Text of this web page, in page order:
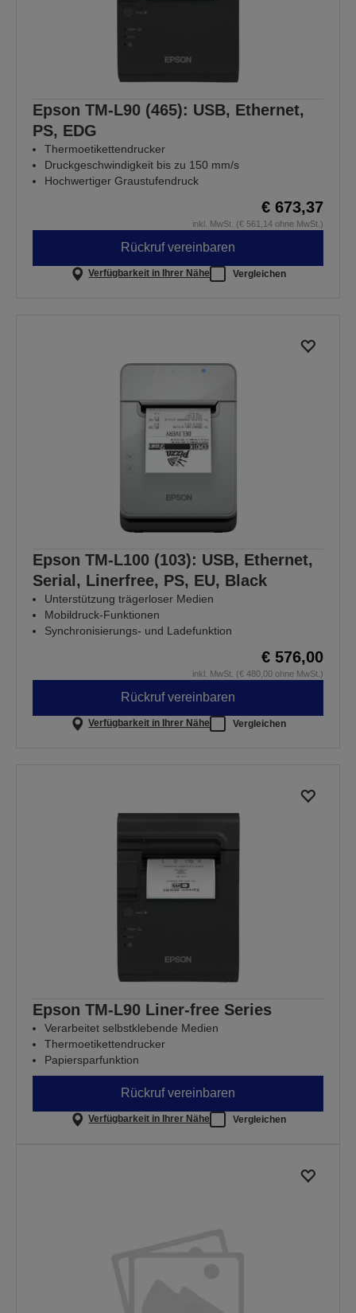
Epson TM-L90 (465): USB, Ethernet,
PS, EDG
Thermoetikettendrucker
Druckgeschwindigkeit bis zu 150 mm/s
Hochwertiger Graustufendruck
€ 673,37
inkl. MwSt. (€ 561,14 ohne MwSt.)
Rückruf vereinbaren
Verfügbarkeit in Ihrer Nähe Vergleichen
Epson TM-L100 (103): USB, Ethernet,
Serial, Linerfree, PS, EU, Black
Unterstützung trägerloser Medien
Mobildruck-Funktionen
Synchronisierungs- und Ladefunktion
€ 576,00
inkl. MwSt. (€ 480,00 ohne MwSt.)
Rückruf vereinbaren
Verfügbarkeit in Ihrer Nähe Vergleichen
Epson TM-L90 Liner-free Series
Verarbeitet selbstklebende Medien
Thermoetikettendrucker
Papiersparfunktion
Rückruf vereinbaren
Verfügbarkeit in Ihrer Nähe Vergleichen